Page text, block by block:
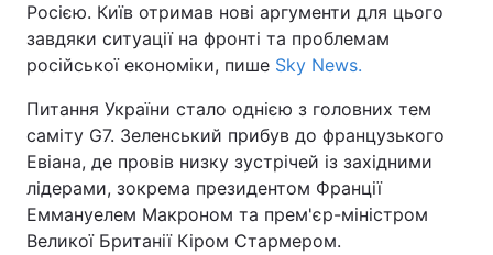
Техно і зв'язок Лайт
Зброя Інциденти
Здоров'я Туризм
Цікавинки Погода
Екологія Регіони
Росією. Київ отримав нові аргументи для цього
завдяки ситуації на фронті та проблемам
російської економіки, пише Sky News.
Питання України стало однією з головних тем
саміту G7. Зеленський прибув до французького
Евіана, де провів низку зустрічей із західними
лідерами, зокрема президентом Франції
Еммануелем Макроном та прем'єр-міністром
Великої Британії Кіром Стармером.